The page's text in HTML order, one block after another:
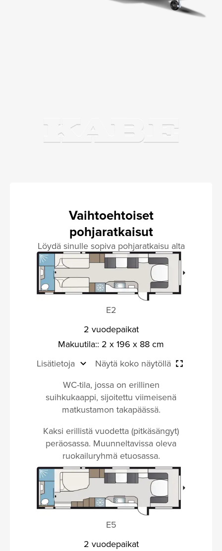
Vaihtoehtoiset
pohjaratkaisut
Löydä sinulle sopiva pohjaratkaisu alta
E2
2 vuodepaikat
Makuutila:: 2 x 196 x 88 cm
Lisätietoja
Näytä koko näytöllä
WC-tila, jossa on erillinen
suihkukaappi, sijoitettu viimeisenä
matkustamon takapäässä.
Kaksi erillistä vuodetta (pitkäsängyt)
peräosassa. Muunneltavissa oleva
ruokailuryhmä etuosassa.
E5
2 vuodepaikat